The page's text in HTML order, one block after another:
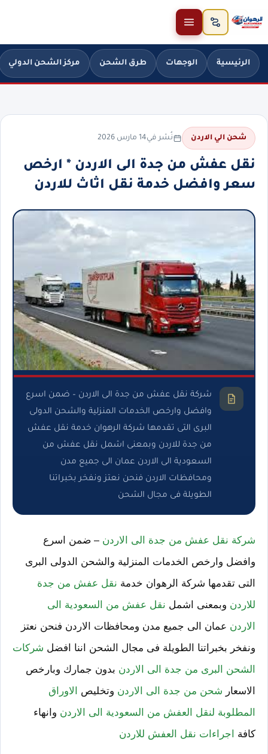
تخطَّ إلى المحتوى
الرئيسية الوجهات طرق الشحن مركز الشحن الدولي
شحن الي الاردن نُشر في14 مارس 2026
نقل عفش من جدة الى الاردن * ارخص
سعر وافضل خدمة نقل اثاث للاردن
شركة نقل عفش من جدة الى الاردن – ضمن اسرع
وافضل وارخص الخدمات المنزلية والشحن الدولى
البرى التى تقدمها شركة الرهوان خدمة نقل عفش
من جدة للاردن وبمعنى اشمل نقل عفش من
السعودية الى الاردن عمان الى جميع مدن
ومحافظات الاردن فنحن نعتز ونفخر بخبراتنا
الطويلة فى مجال الشحن
شركة نقل عفش من جدة الى الاردن – ضمن اسرع
وافضل وارخص الخدمات المنزلية والشحن الدولى البرى
التى تقدمها شركة الرهوان خدمة نقل عفش من جدة
للاردن وبمعنى اشمل نقل عفش من السعودية الى
الاردن عمان الى جميع مدن ومحافظات الاردن فنحن نعتز
ونفخر بخبراتنا الطويلة فى مجال الشحن اننا افضل شركات
الشحن البرى من جدة الى الاردن بدون جمارك وبارخص
الاسعار
شحن من جدة الى الاردن وتخليص
الاوراق
المطلوبة لنقل العفش من السعودية الى الاردن وانهاء
كافة
اجراءات نقل العفش للاردن